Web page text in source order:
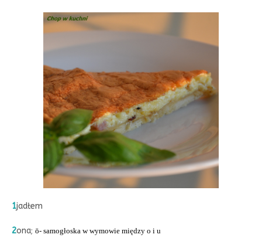
1jadłem
2ona; ō- samogłoska w wymowie między o i u